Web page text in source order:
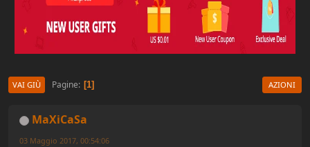
VAI GIÙ Pagine 1 AZIONI
MaXiCaSa
03 Maggio 2017, 00:54:06